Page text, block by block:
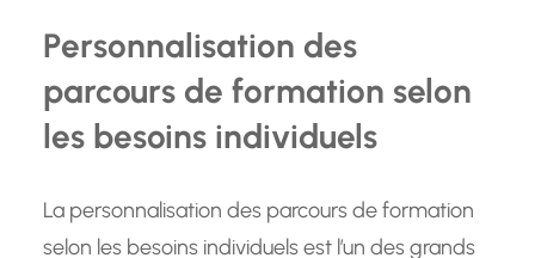
Personnalisation des
parcours de formation selon
les besoins individuels
La personnalisation des parcours de formation
selon les besoins individuels est l’un des grands